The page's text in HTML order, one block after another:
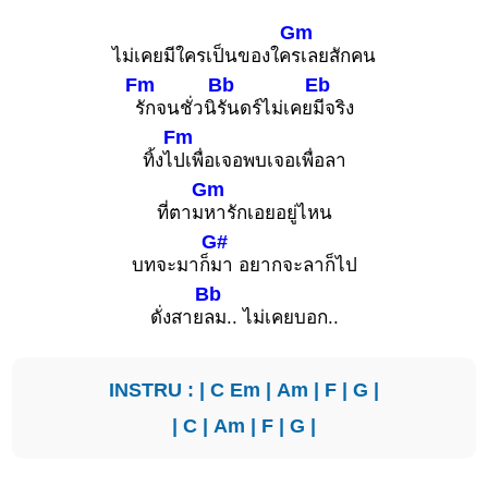
ไม่เคยมีใครเป็นของใค
Gm
รเลยสักคน
Fm
รักจนชั่วนิ
Bb
รันดร์ไม่เคย
Eb
มีจริง
ทิ้งไ
Fm
ปเพื่อเจอพบเจอเพื่อลา
ที่ตาม
Gm
หารักเอยอยู่ไหน
บทจะมาก็
G#
มา อยากจะลาก็ไป
ดั่งสาย
Bb
ลม.. ไม่เคยบอก..
INSTRU : | C Em | Am | F | G |
| C | Am | F | G |